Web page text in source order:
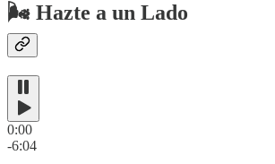
🌬 Hazte a un Lado
0:00
-6:04